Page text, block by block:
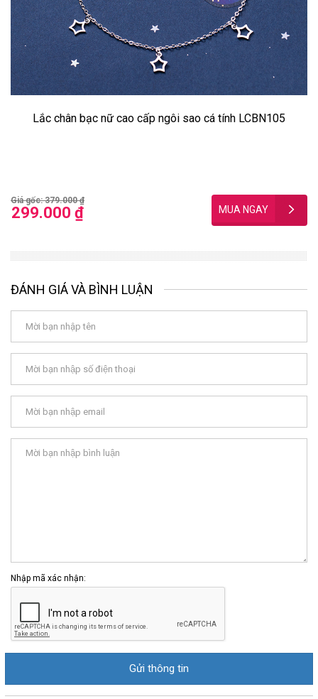
Lắc chân bạc nữ cao cấp ngôi sao cá tính LCBN105
Giá gốc: 379.000 ₫
299.000 ₫
ĐÁNH GIÁ VÀ BÌNH LUẬN
Nhập mã xác nhận: